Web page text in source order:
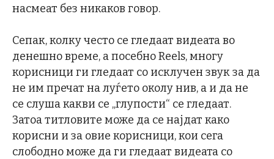
насмеат без никаков говор.
Сепак, колку често се гледаат видеата во
денешно време, а посебно Reels, многу
корисници ги гледаат со исклучен звук за да
не им пречат на луѓето околу нив, а и да не
се слуша какви се „глупости“ се гледаат.
Затоа титловите може да се најдат како
корисни и за овие корисници, кои сега
слободно може да ги гледаат видеата со